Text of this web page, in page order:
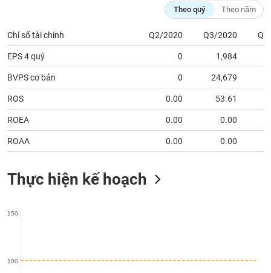
Theo quý Theo năm
Chỉ số tài chính Q2/2020 Q3/2020
EPS 4 quý 0 1,984
BVPS cơ bản 0 24,679
ROS 0.00 53.61
ROEA 0.00 0.00
ROAA 0.00 0.00
Thực hiện kế hoạch
100
150
tài
chính
Công
cụ
chính